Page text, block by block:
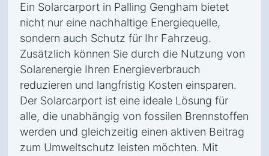
Ein Solarcarport in Palling Gengham bietet
nicht nur eine nachhaltige Energiequelle,
sondern auch Schutz für Ihr Fahrzeug.
Zusätzlich können Sie durch die Nutzung von
Solarenergie Ihren Energieverbrauch
reduzieren und langfristig Kosten einsparen.
Der Solarcarport ist eine ideale Lösung für
alle, die unabhängig von fossilen Brennstoffen
werden und gleichzeitig einen aktiven Beitrag
zum Umweltschutz leisten möchten. Mit